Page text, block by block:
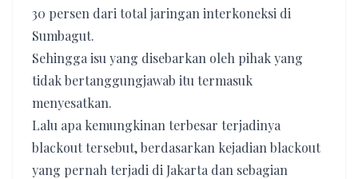
30 persen dari total jaringan interkoneksi di
Sumbagut.
Sehingga isu yang disebarkan oleh pihak yang
tidak bertanggungjawab itu termasuk
menyesatkan.
Lalu apa kemungkinan terbesar terjadinya
blackout tersebut, berdasarkan kejadian blackout
yang pernah terjadi di Jakarta dan sebagian